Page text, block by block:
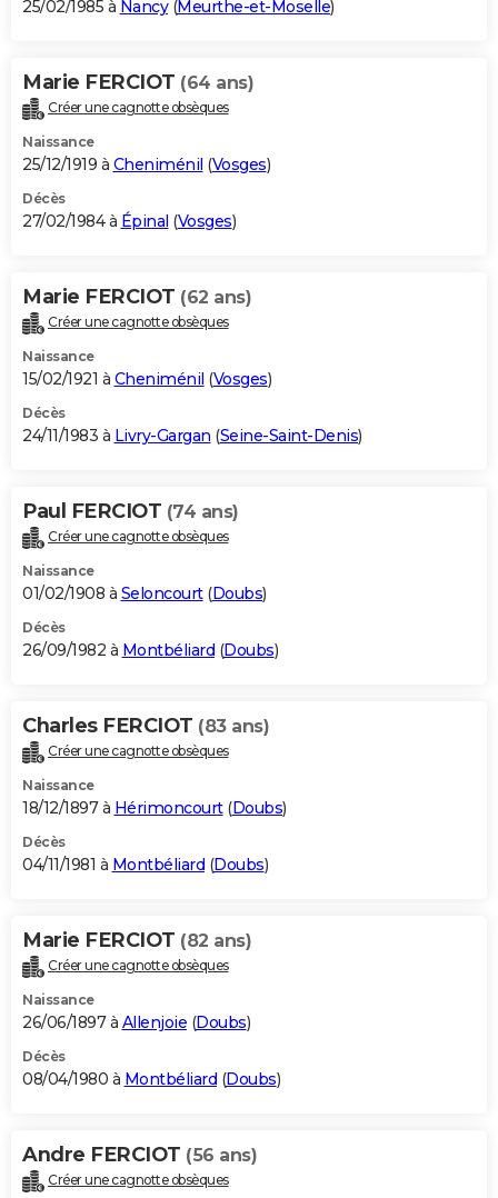
25/02/1985 à Nancy(Meurthe-et-Moselle)
Marie FERCIOT (64 ans)
Créer une cagnotte obsèques
Naissance
25/12/1919 à Cheniménil (Vosges)
Décès
27/02/1984 à Épinal (Vosges)
Marie FERCIOT (62 ans)
Créer une cagnotte obsèques
Naissance
15/02/1921 à Cheniménil (Vosges)
Décès
24/11/1983 à Livry-Gargan (Seine-Saint-Denis)
Paul FERCIOT (74 ans)
Créer une cagnotte obsèques
Naissance
01/02/1908 à Seloncourt(Doubs)
Décès
26/09/1982 à Montbéliard (Doubs)
Charles FERCIOT (83 ans)
Créer une cagnotte obsèques
Naissance
18/12/1897 à Hérimoncourt(Doubs)
Décès
04/11/1981 à Montbéliard (Doubs)
Marie FERCIOT (82 ans)
Créer une cagnotte obsèques
Naissance
26/06/1897 à Allenjoie (Doubs)
Décès
08/04/1980 à Montbéliard (Doubs)
Andre FERCIOT (56 ans)
Créer une cagnotte obsèques